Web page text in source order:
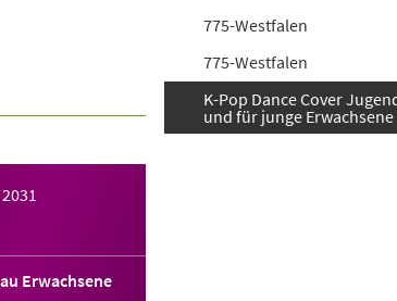
Erwachsene
775-Westfalen
775-Westfalen
K-Pop Dance Cover
und für junge Erwachsene